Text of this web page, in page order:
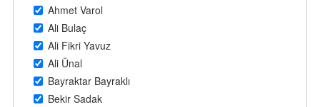
Ahmet Varol
Ali Bulaç
Ali Fikri Yavuz
Ali Ünal
Bayraktar Bayraklı
Bekir Sadak